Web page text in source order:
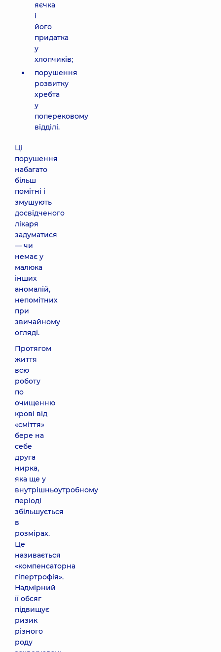
яєчка
і
його
придатка
у
хлопчиків;
порушення
розвитку
хребта
у
поперековому
відділі.
Ці
порушення
набагато
більш
помітні і
змушують
досвідченого
лікаря
задуматися
— чи
немає у
малюка
інших
аномалій,
непомітних
при
звичайному
огляді.
Протягом
життя
всю
роботу
по
очищенню
крові від
«сміття»
бере на
себе
друга
нирка,
яка ще у
внутрішньоутробному
періоді
збільшується
в
розмірах.
Це
називається
«компенсаторна
гіпертрофія».
Надмірний
її обсяг
підвищує
ризик
різного
роду